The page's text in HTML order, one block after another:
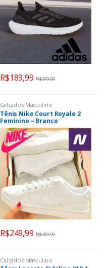
R$189,99 R$379,99
Calçados Masculino
Tênis Nike Court Royale 2
Feminino – Branco
R$249,99 R$499,99
Calçados Masculino